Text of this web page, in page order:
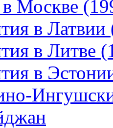
Москве
в Латвии
в Литве
в